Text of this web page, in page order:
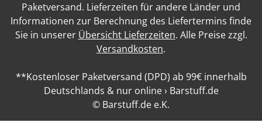
Paketversand. Lieferzeiten für andere Länder und
Informationen zur Berechnung des Liefertermins finde
Sie in unserer Übersicht Lieferzeiten. Alle Preise zzgl.
Versandkosten.
**Kostenloser Paketversand (DPD) ab 99€ innerhalb
Deutschlands & nur online › Barstuff.de
© Barstuff.de e.K.